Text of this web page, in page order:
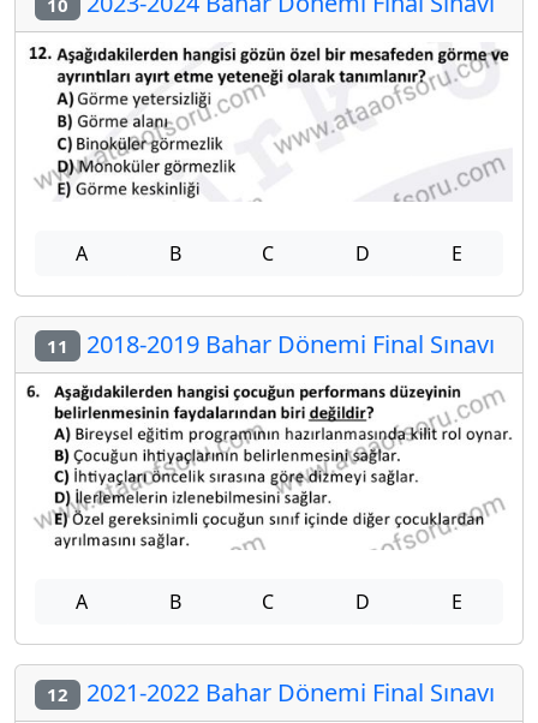
10
A B C D E
11 2018-2019 Bahar Dönemi Final Sınavı
A B C D E
12 2021-2022 Bahar Dönemi Final Sınavı